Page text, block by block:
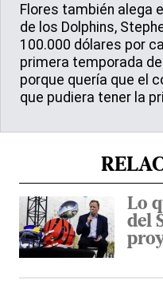
Flores también alega
de los Dolphins,
100.000 dólares por
primera temporada
porque quería que el
que pudiera tener la
Lo
del